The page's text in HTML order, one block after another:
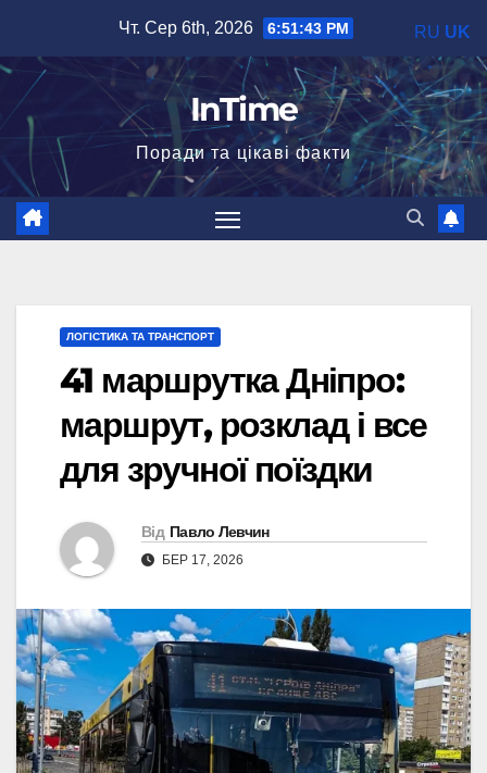
вмісту
Чт. Сер 6th, 2026 6:51:44 PM
InTime
Поради та цікаві факти
ЛОГІСТИКА ТА ТРАНСПОРТ
41 маршрутка Дніпро:
маршрут, розклад і все
для зручної поїздки
Від Павло Левчин
БЕР 17, 2026
RU UK